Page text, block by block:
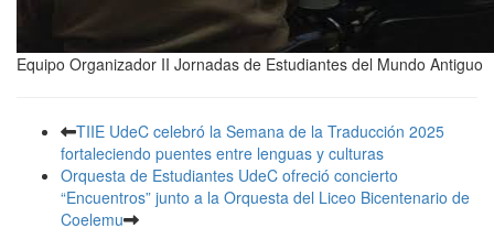
Equipo Organizador II Jornadas de Estudiantes del Mundo Antiguo
TIIE UdeC celebró la Semana de la Traducción 2025
fortaleciendo puentes entre lenguas y culturas
Orquesta de Estudiantes UdeC ofreció concierto
“Encuentros” junto a la Orquesta del Liceo Bicentenario de
Coelemu